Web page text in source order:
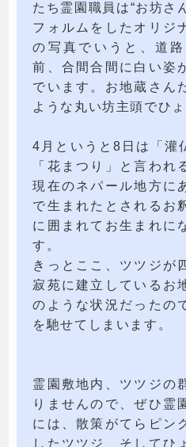
たち霊園職員は“お坊さ
フォルムをしたオリジ
の写真でいうと、道
前、合間合間に白い姿
でいます。お地蔵さん
ような丸い坊主頭でひょ
4月というと8日は「灌
「花まつり」と言われ
現在のネパール地方に
で生まれたとされるお
に囲まれてお生まれに
す。
きっとここ、ツツジが
寂苑に建立しているお
のような状況だったの
を馳せてしまいます。
霊園敷地内、ツツジの
りませんので、ぜひ霊
には、散策がてらピン
したツツジ、そしてひ